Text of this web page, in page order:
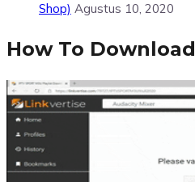
Shop) Agustus 10, 2020
How To Download